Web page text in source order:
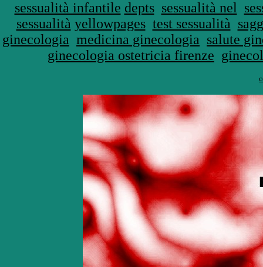
sessualità infantile depts sessualità nel
sessualità yellowpages test sessualità
ginecologia medicina ginecologia salute
ginecologia ostetricia firenze